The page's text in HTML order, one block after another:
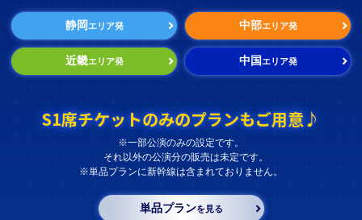
静岡エリア発 中部エリア発
近畿エリア発 中国エリア発
S1席チケットのみのプランもご用意♪
※一部公演のみの設定です。
それ以外の公演分の販売は未定です。
※単品プランに新幹線は含まれておりません。
単品プランを見る